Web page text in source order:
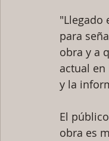
"Llegado
para
obra y a
actual
y la
El
obra es